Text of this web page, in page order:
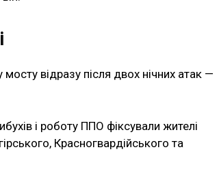
відразу після двох нічних атак —
і роботу ППО фіксували жителі
Красногвардійського та